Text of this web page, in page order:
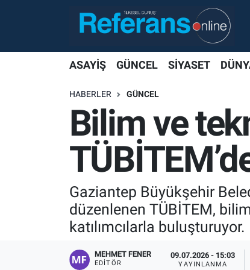
ASAYİŞ GÜNCEL SİYASET
HABERLER GÜNCEL
Bilim ve
Gaziantep Büyükşehir
düzenlenen TÜBİTEM,
katılımcılarla buluşturuyor.
MEHMET FENER
EDITÖR
09.07.2026 - 15:03
YAYINLANMA